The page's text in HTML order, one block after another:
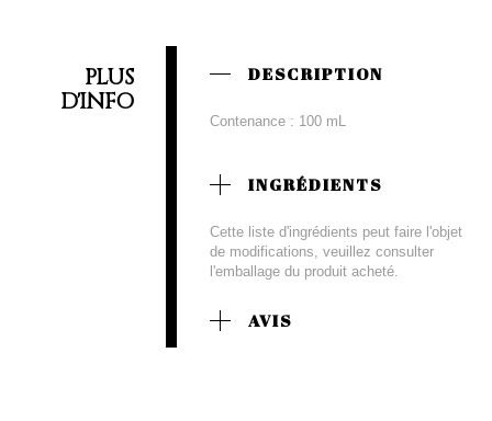
PLUS
D'INFO
DESCRIPTION
Contenance : 100 mL
INGRÉDIENTS
Cette liste d'ingrédients peut faire l'objet
de modifications, veuillez consulter
l'emballage du produit acheté.
AVIS